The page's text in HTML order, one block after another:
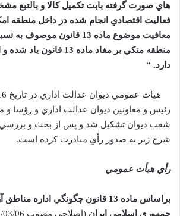
هاي صورت گرفته بابت تکميل کالا و بالتبع
فعاليت اقتصادي انجام شده در داخل منطقه
معافيت موضوع ماده 13 قانون موصوف به
منطقه متکي بر مفاد ماده 13 قانون ياد شده
دارد. “
رئيس و معاونين ديوان عدالت اداري و رؤسا و
شعب ديوان تشکيل شد و پس از بحث و بررسي
شرح زير به صدور رأي مبادرت کرده است.
رأي هيأت عمومي
براساس ماده 13 ‌قانون چگونگي اداره مناطق
جمهوري اسلامي ايران (اصلاحي مصوب 1388/03/06):